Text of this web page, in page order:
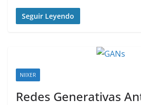
Seguir Leyendo
NIIXER
Redes Generativas